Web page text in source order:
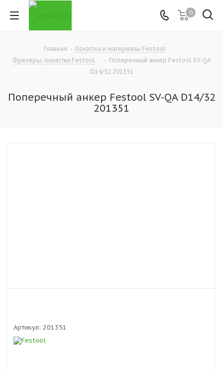
0
Главная - Оснастка и материалы Festool
-
Фрезеры: оснастка Festool
- Поперечный анкер Festool SV-QA
D14/32 201351
Поперечный анкер Festool SV-QA D14/32
201351
Артикул: 201351